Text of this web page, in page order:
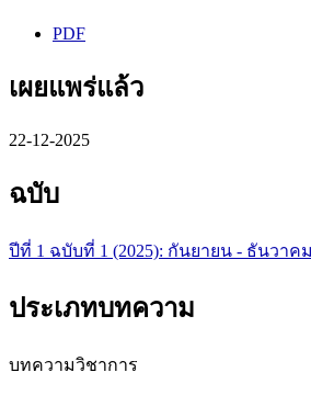
PDF
เผยแพร่แล้ว
22-12-2025
ฉบับ
ปีที่ 1 ฉบับที่ 1 (2025): กันยายน - ธันวาค
ประเภทบทความ
บทความวิชาการ